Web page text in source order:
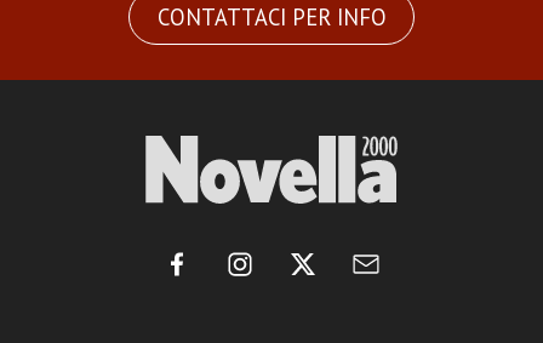
CONTATTACI PER INFO